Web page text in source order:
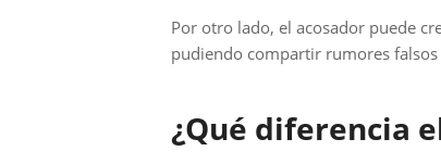
Por otro lado, el acosador puede
pudiendo compartir rumores
¿Qué diferencia